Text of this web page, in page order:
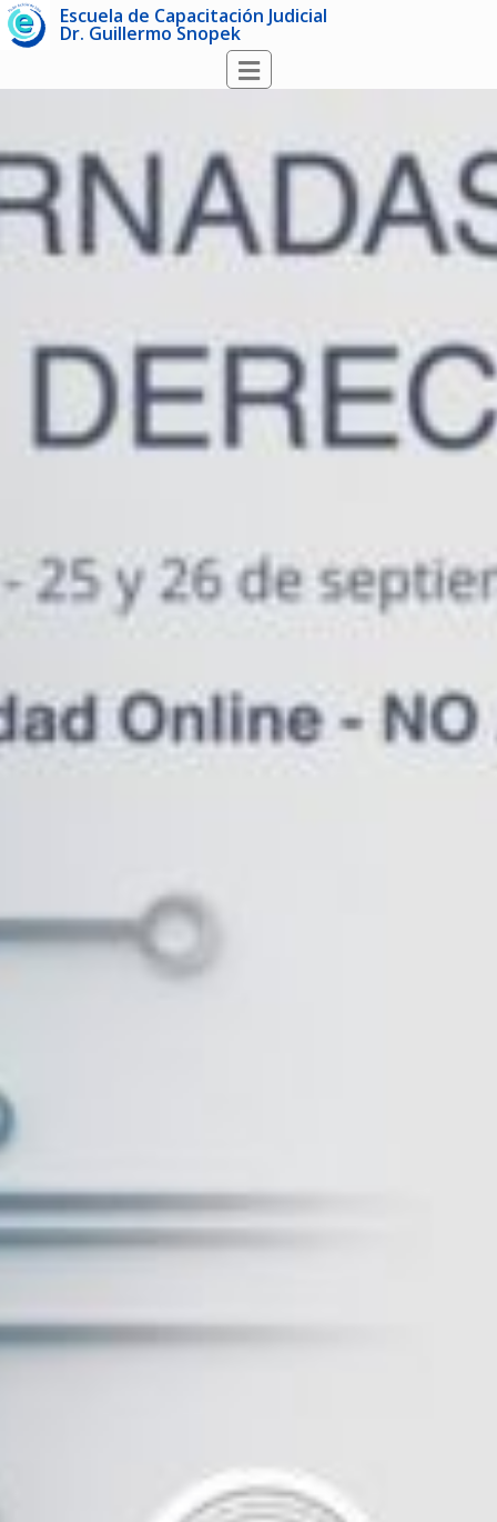
Escuela de Capacitación Judicial
Dr. Guillermo Snopek